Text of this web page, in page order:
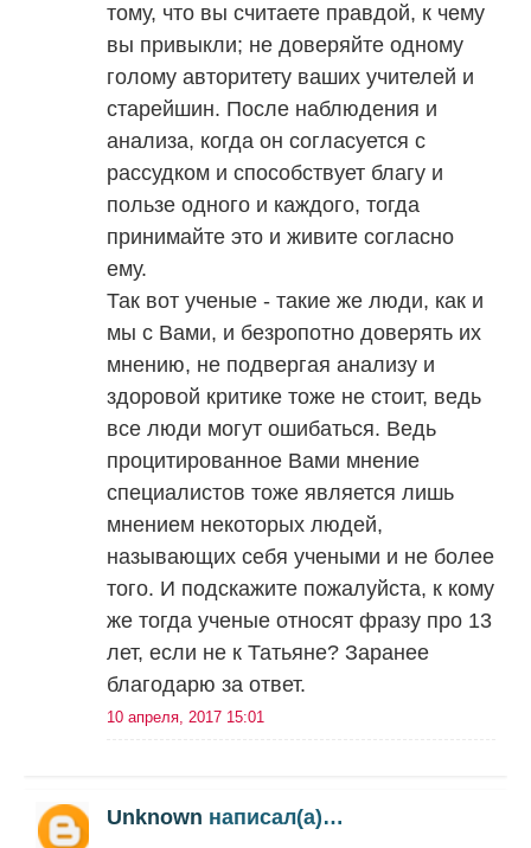
тому, что вы считаете правдой, к чему
вы привыкли; не доверяйте одному
голому авторитету ваших учителей и
старейшин. После наблюдения и
анализа, когда он согласуется с
рассудком и способствует благу и
пользе одного и каждого, тогда
принимайте это и живите согласно
ему.
Так вот ученые - такие же люди, как и
мы с Вами, и безропотно доверять их
мнению, не подвергая анализу и
здоровой критике тоже не стоит, ведь
все люди могут ошибаться. Ведь
процитированное Вами мнение
специалистов тоже является лишь
мнением некоторых людей,
называющих себя учеными и не более
того. И подскажите пожалуйста, к кому
же тогда ученые относят фразу про 13
лет, если не к Татьяне? Заранее
благодарю за ответ.
10 апреля, 2017 15:01
Unknown написал(а)…